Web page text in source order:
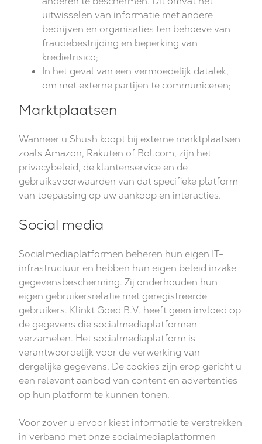
uitwisselen van informatie met andere
bedrijven en organisaties ten behoeve van
fraudebestrijding en beperking van
kredietrisico;
In het geval van een vermoedelijk datalek,
om met externe partijen te communiceren;
Marktplaatsen
Wanneer u Shush koopt bij externe marktplaatsen
zoals Amazon, Rakuten of Bol.com, zijn het
privacybeleid, de klantenservice en de
gebruiksvoorwaarden van dat specifieke platform
van toepassing op uw aankoop en interacties.
Social media
Socialmediaplatformen beheren hun eigen IT-
infrastructuur en hebben hun eigen beleid inzake
gegevensbescherming. Zij onderhouden hun
eigen gebruikersrelatie met geregistreerde
gebruikers. Klinkt Goed B.V. heeft geen invloed op
de gegevens die socialmediaplatformen
verzamelen. Het socialmediaplatform is
verantwoordelijk voor de verwerking van
dergelijke gegevens. De cookies zijn erop gericht u
een relevant aanbod van content en advertenties
op hun platform te kunnen tonen.
Voor zover u ervoor kiest informatie te verstrekken
in verband met onze socialmediaplatformen